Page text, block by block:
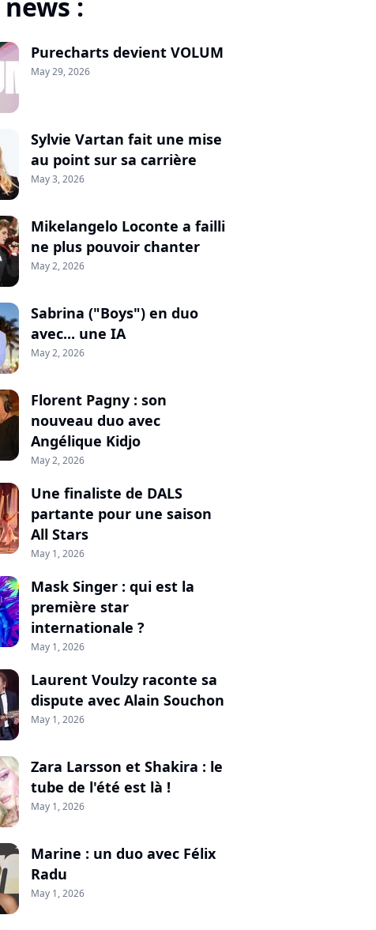
Purecharts devient VOLUM
May 29, 2026
Sylvie Vartan fait une mise
au point sur sa carrière
May 3, 2026
Mikelangelo Loconte a failli
ne plus pouvoir chanter
May 2, 2026
Sabrina ("Boys") en duo
avec... une IA
May 2, 2026
Florent Pagny : son
nouveau duo avec
Angélique Kidjo
May 2, 2026
Une finaliste de DALS
partante pour une saison
All Stars
May 1, 2026
Mask Singer : qui est la
première star
internationale ?
May 1, 2026
Laurent Voulzy raconte sa
dispute avec Alain Souchon
May 1, 2026
Zara Larsson et Shakira : le
tube de l'été est là !
May 1, 2026
Marine : un duo avec Félix
Radu
May 1, 2026